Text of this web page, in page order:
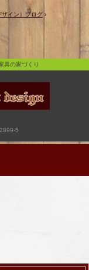
作家具の家づくり
ザイン）ブログ ›
具の家づくり
5